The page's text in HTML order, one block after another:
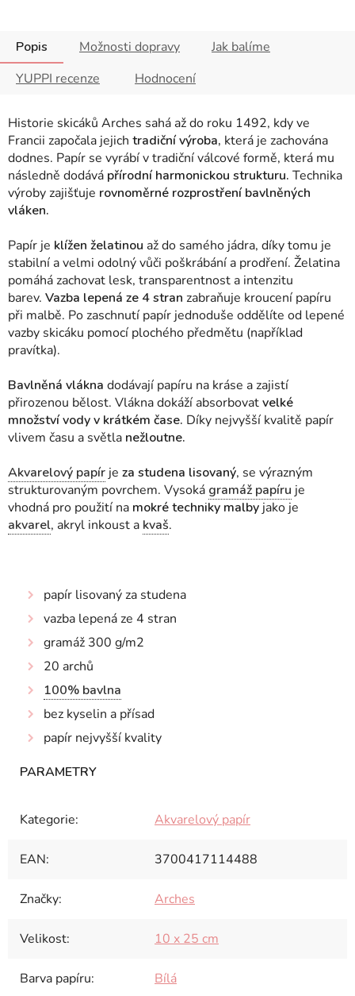
Popis Možnosti dopravy
Jak balíme
YUPPI recenze
Hodnocení
Historie skicáků Arches sahá až do roku 1492, kdy ve
Francii započala jejich tradiční výroba, která je zachována
dodnes. Papír se vyrábí v tradiční válcové formě, která mu
následně dodává přírodní harmonickou strukturu. Technika
výroby zajišťuje rovnoměrné rozprostření bavlněných
vláken.
Papír je klížen želatinou až do samého jádra, díky tomu je
stabilní a velmi odolný vůči poškrábání a prodření. Želatina
pomáhá zachovat lesk, transparentnost a intenzitu
barev. Vazba lepená ze 4 stran zabraňuje kroucení papíru
při malbě. Po zaschnutí papír jednoduše oddělíte od lepené
vazby skicáku pomocí plochého předmětu (například
pravítka).
Bavlněná vlákna dodávají papíru na kráse a zajistí
přirozenou bělost. Vlákna dokáží absorbovatvelké
množství vody v krátkém čase. Díky nejvyšší kvalitě papír
vlivem času a světla nežloutne.
Akvarelový papír je za studena lisovaný, se výrazným
strukturovaným povrchem. Vysoká gramáž papíru je
vhodná pro použití na mokré techniky malby jako je
akvarel, akryl inkoust a kvaš.
papír lisovaný za studena
vazba lepená ze 4 stran
gramáž 300 g/m2
20 archů
100% bavlna
bez kyselin a přísad
papír nejvyšší kvality
Kategorie: Akvarelový papír
EAN: 3700417114488
Značky: Arches
Velikost: 10 x 25 cm
Barva papíru: Bílá